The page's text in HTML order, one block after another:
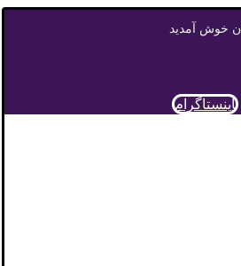
خوش آمدید
اینستاگرام